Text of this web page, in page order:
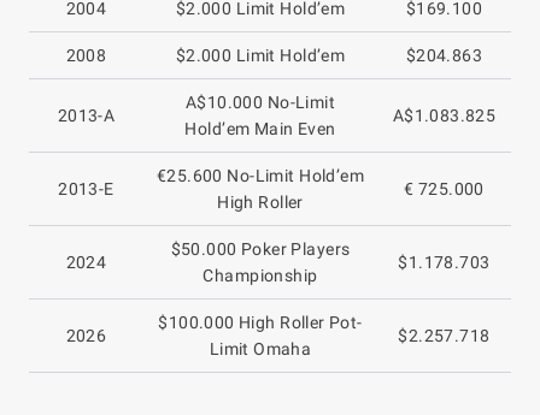
2004 $2.000 Limit Hold’em $169.100
2008 $2.000 Limit Hold’em $204.863
2013-A
A$10.000 No-Limit
Hold’em Main Even
A$1.083.825
2013-E
€25.600 No-Limit Hold’em
High Roller
€ 725.000
2024
$50.000 Poker Players
Championship
$1.178.703
2026
$100.000 High Roller Pot-
Limit Omaha
$2.257.718